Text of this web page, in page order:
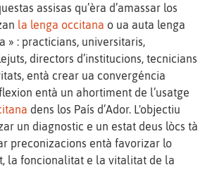
assisas qu’èra d’amassar los
la lenga occitana o ua auta lenga
» : practicians, universitaris,
directors d’institucions, tecnicians
entà crear ua convergéncia
entà un ahortiment de l’usatge
dens los País d’Ador. L'objectiu
un diagnostic e un estat deus lòcs tà
preconizacions entà favorizar lo
la foncionalitat e la vitalitat de la